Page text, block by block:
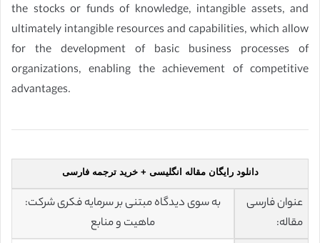
the stocks or funds of knowledge, intangible assets, and
ultimately intangible resources and capabilities, which allow
for the development of basic business processes of
organizations, enabling the achievement of competitive
advantages.
دانلود رایگان مقاله انگلیسی + خرید ترجمه فارسی
عنوان فارسی
مقاله:
به سوی دیدگاه مبتنی بر سرمایه فکری شرکت:
ماهیت و منابع